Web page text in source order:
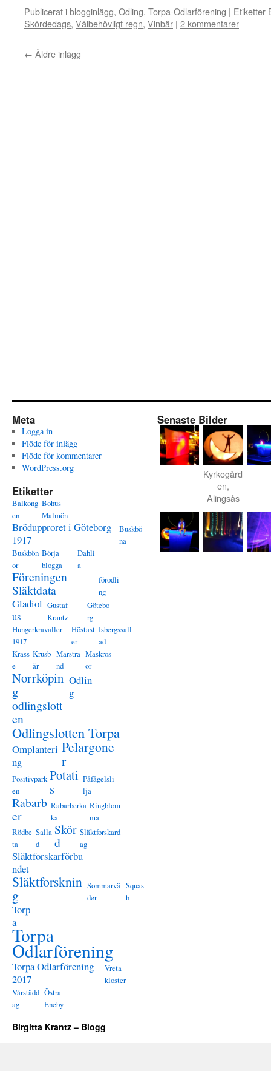
Publicerat iblogginlägg, Odling, Torpa-Odlarförening | Etiketter
Skördedags, Välbehövligt regn, Vinbär | 2 kommentarer
← Äldre inlägg
Meta
Logga in
Flöde för inlägg
Flöde för kommentarer
WordPress.org
Etiketter
Balkong
en
Bohus
Malmön
Brödupproret i Göteborg
1917
Buskbö
na
Buskbön
or
Börja
blogga
Dahli
a
Föreningen
Släktdata
förodli
ng
Gladiol
us
Gustaf
Krantz
Götebo
rg
Hungerkravaller
1917
Höstast
er
Isbergssall
ad
Krass
e
Krusb
är
Marstra
nd
Maskros
or
Norrköpin
g
Odlin
g
odlingslott
en
Odlingslotten Torpa
Omplanteri
ng
Pelargone
r
Positivpark
en
Potati
s
Påfågelsli
lja
Rabarb
er
Rabarberka
ka
Ringblom
ma
Rödbe
ta
Salla
d
Skör
d
Släktforskard
ag
Släktforskarförbu
ndet
Släktforsknin
g
Sommarvä
der
Squas
h
Torp
a
Torpa
Odlarförening
Torpa Odlarförening
2017
Vreta
kloster
Vårstädd
ag
Östra
Eneby
Senaste Bilder
Kyrkogård
en,
Alingsås
Birgitta Krantz – Blogg